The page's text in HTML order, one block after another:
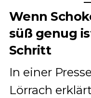
Wenn
süß genug
Schritt
In einer
Lörrach